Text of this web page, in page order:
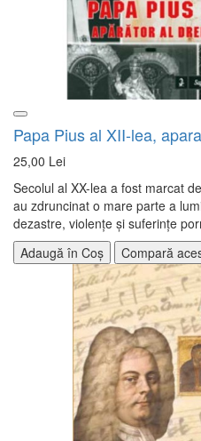
Papa Pius al XII-lea,
25,00 Lei
Secolul al XX-lea a fost marcat
au zdruncinat o mare parte a
dezastre, violențe și suferințe
Adaugă în Coș
Compară